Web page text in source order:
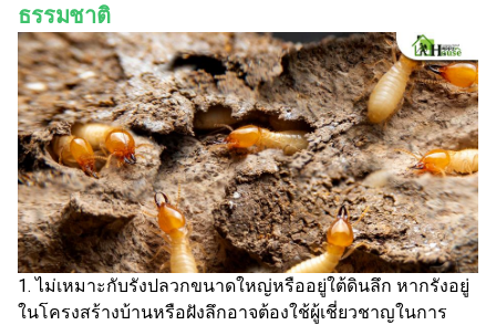
ธรรมชาติ
1. ไม่เหมาะกับรังปลวกขนาดใหญ่หรืออยู่ใต้ดินลึก หากรังอยู่
ในโครงสร้างบ้านหรือฝังลึกอาจต้องใช้ผู้เชี่ยวชาญในการ